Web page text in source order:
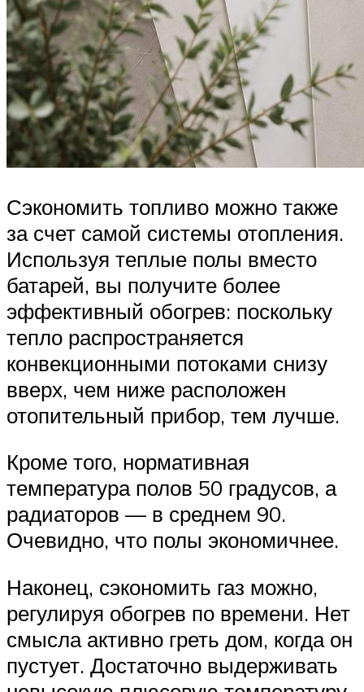
Сэкономить топливо можно также
за счет самой системы отопления.
Используя теплые полы вместо
батарей, вы получите более
эффективный обогрев: поскольку
тепло распространяется
конвекционными потоками снизу
вверх, чем ниже расположен
отопительный прибор, тем лучше.
Кроме того, нормативная
температура полов 50 градусов, а
радиаторов — в среднем 90.
Очевидно, что полы экономичнее.
Наконец, сэкономить газ можно,
регулируя обогрев по времени. Нет
смысла активно греть дом, когда он
пустует. Достаточно выдерживать